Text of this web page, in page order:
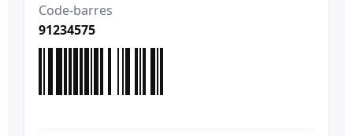
Code-barres
91234575